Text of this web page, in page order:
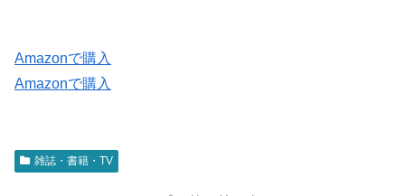
Amazonで購入
Amazonで購入
雑誌・書籍・TV